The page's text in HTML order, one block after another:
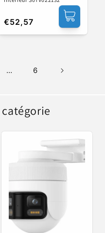
Prix
habituel
€52,57
… 6